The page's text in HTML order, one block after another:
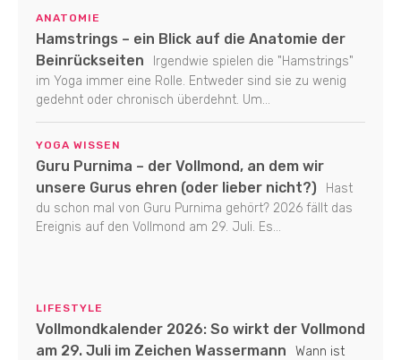
ANATOMIE
Hamstrings – ein Blick auf die Anatomie der
Beinrückseiten
Irgendwie spielen die "Hamstrings"
im Yoga immer eine Rolle. Entweder sind sie zu wenig
gedehnt oder chronisch überdehnt. Um...
YOGA WISSEN
Guru Purnima – der Vollmond, an dem wir
unsere Gurus ehren (oder lieber nicht?)
Hast
du schon mal von Guru Purnima gehört? 2026 fällt das
Ereignis auf den Vollmond am 29. Juli. Es...
LIFESTYLE
Vollmondkalender 2026: So wirkt der Vollmond
am 29. Juli im Zeichen Wassermann
Wann ist